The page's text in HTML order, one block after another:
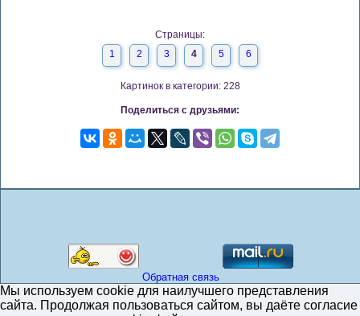
Страницы:
1
2 3 4 5 6
Картинок в категории: 228
Поделиться с друзьями:
Обратная связь
Мы используем cookie для наилучшего представления
сайта. Продолжая пользоваться сайтом, вы даёте согласие